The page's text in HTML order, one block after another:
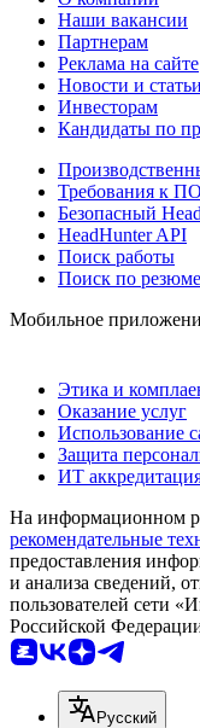
Наши вакансии
Партнерам
Реклама на сайте
Новости и статьи
Инвесторам
Кандидаты по
Требования к ПО
Безопасный
HeadHunter API
Поиск работы
Поиск по резюме
Мобильное
Этика и
Оказание услуг
Использование
Защита
ИТ
На информационном
рекомендательные
предоставления
и анализа сведений,
пользователей сети
Российской
Русский